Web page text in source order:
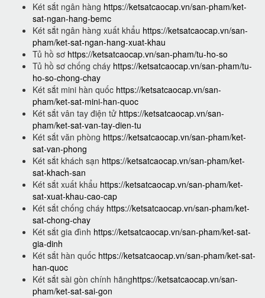
Két sắt ngân hàng https://ketsatcaocap.vn/san-pham/ket-
sat-ngan-hang-bemc
Két sắt ngân hàng xuất khẩu https://ketsatcaocap.vn/san-
pham/ket-sat-ngan-hang-xuat-khau
Tủ hồ sơ https://ketsatcaocap.vn/san-pham/tu-ho-so
Tủ hồ sơ chống cháy https://ketsatcaocap.vn/san-pham/tu-
ho-so-chong-chay
Két sắt mini hàn quốc https://ketsatcaocap.vn/san-
pham/ket-sat-mini-han-quoc
Két sắt vân tay điện tử https://ketsatcaocap.vn/san-
pham/ket-sat-van-tay-dien-tu
Két sắt văn phòng https://ketsatcaocap.vn/san-pham/ket-
sat-van-phong
Két sắt khách sạn https://ketsatcaocap.vn/san-pham/ket-
sat-khach-san
Két sắt xuất khẩu https://ketsatcaocap.vn/san-pham/ket-
sat-xuat-khau-cao-cap
Két sắt chống cháy https://ketsatcaocap.vn/san-pham/ket-
sat-chong-chay
Két sắt gia đình https://ketsatcaocap.vn/san-pham/ket-sat-
gia-dinh
Két sắt hàn quốc https://ketsatcaocap.vn/san-pham/ket-sat-
han-quoc
Két sắt sài gòn chính hãnghttps://ketsatcaocap.vn/san-
pham/ket-sat-sai-gon